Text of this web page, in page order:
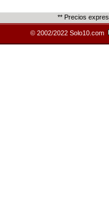
** Precios
© 2002/2022 Solo10.com